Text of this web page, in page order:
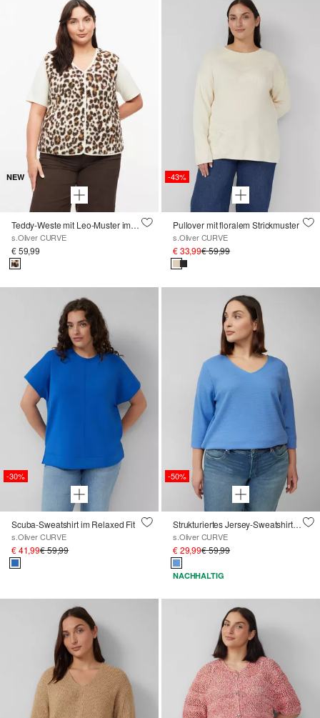
NEW
Teddy-Weste mit Leo-Muster im Relaxed Fit
s.Oliver CURVE
€ 59,99
-43%
Pullover mit floralem Strickmuster
s.Oliver CURVE
€ 33,99€ 59,99
-30%
Scuba-Sweatshirt im Relaxed Fit
s.Oliver CURVE
€ 41,99€ 59,99
-50%
Strukturiertes Jersey-Sweatshirt mit V-Ausschnitt und 3/4-Ärmeln
s.Oliver CURVE
€ 29,99€ 59,99
NACHHALTIG